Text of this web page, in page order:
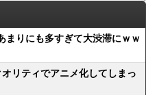
まりにも多すぎて大渋滞にｗｗ
リティでアニメ化してしまっ